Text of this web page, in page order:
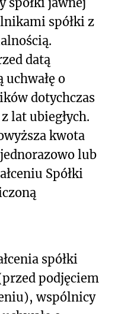
spółki z
datą
uchwałę o
dotychczas
lat ubiegłych.
kwota
lub
Spółki
spółki
podjęciem
wspólnicy